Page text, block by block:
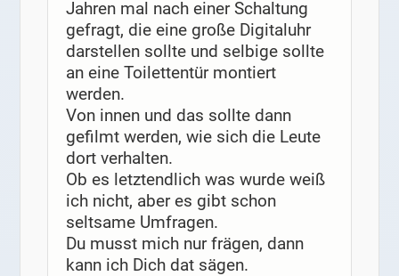
Jahren mal nach einer Schaltung
gefragt, die eine große Digitaluhr
darstellen sollte und selbige sollte
an eine Toilettentür montiert
werden.
Von innen und das sollte dann
gefilmt werden, wie sich die Leute
dort verhalten.
Ob es letztendlich was wurde weiß
ich nicht, aber es gibt schon
seltsame Umfragen.
Du musst mich nur frägen, dann
kann ich Dich dat sägen.